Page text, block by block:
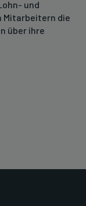
und
Mitarbeitern die
über ihre